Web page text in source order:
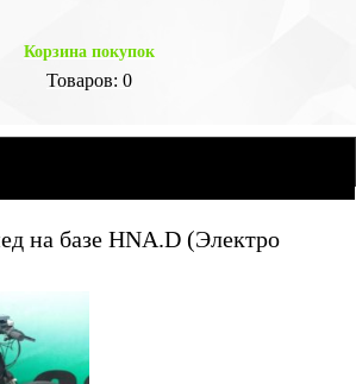
Корзина покупок
Товаров: 0
на базе HNA.D (Электро